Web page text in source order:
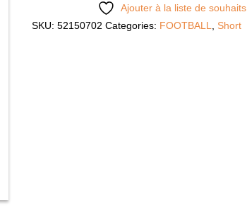
Ajouter à la liste de souhaits
SKU: 52150702 Categories: FOOTBALL Short